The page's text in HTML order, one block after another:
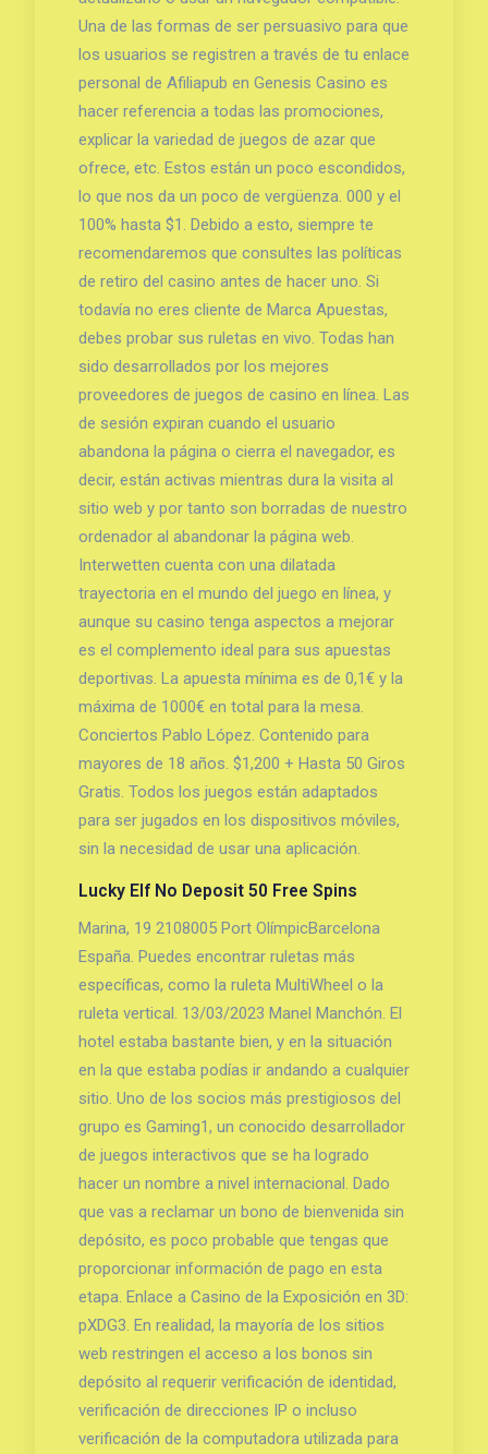
Una de las formas de ser persuasivo para que
los usuarios se registren a través de tu enlace
personal de Afiliapub en Genesis Casino es
hacer referencia a todas las promociones,
explicar la variedad de juegos de azar que
ofrece, etc. Estos están un poco escondidos,
lo que nos da un poco de vergüenza. 000 y el
100% hasta $1. Debido a esto, siempre te
recomendaremos que consultes las políticas
de retiro del casino antes de hacer uno. Si
todavía no eres cliente de Marca Apuestas,
debes probar sus ruletas en vivo. Todas han
sido desarrollados por los mejores
proveedores de juegos de casino en línea. Las
de sesión expiran cuando el usuario
abandona la página o cierra el navegador, es
decir, están activas mientras dura la visita al
sitio web y por tanto son borradas de nuestro
ordenador al abandonar la página web.
Interwetten cuenta con una dilatada
trayectoria en el mundo del juego en línea, y
aunque su casino tenga aspectos a mejorar
es el complemento ideal para sus apuestas
deportivas. La apuesta mínima es de 0,1€ y la
máxima de 1000€ en total para la mesa.
Conciertos Pablo López. Contenido para
mayores de 18 años. $1,200 + Hasta 50 Giros
Gratis. Todos los juegos están adaptados
para ser jugados en los dispositivos móviles,
sin la necesidad de usar una aplicación.
Lucky Elf No Deposit 50 Free Spins
Marina, 19 2108005 Port OlímpicBarcelona
España. Puedes encontrar ruletas más
específicas, como la ruleta MultiWheel o la
ruleta vertical. 13/03/2023 Manel Manchón. El
hotel estaba bastante bien, y en la situación
en la que estaba podías ir andando a cualquier
sitio. Uno de los socios más prestigiosos del
grupo es Gaming1, un conocido desarrollador
de juegos interactivos que se ha logrado
hacer un nombre a nivel internacional. Dado
que vas a reclamar un bono de bienvenida sin
depósito, es poco probable que tengas que
proporcionar información de pago en esta
etapa. Enlace a Casino de la Exposición en 3D:
pXDG3. En realidad, la mayoría de los sitios
web restringen el acceso a los bonos sin
depósito al requerir verificación de identidad,
verificación de direcciones IP o incluso
verificación de la computadora utilizada para